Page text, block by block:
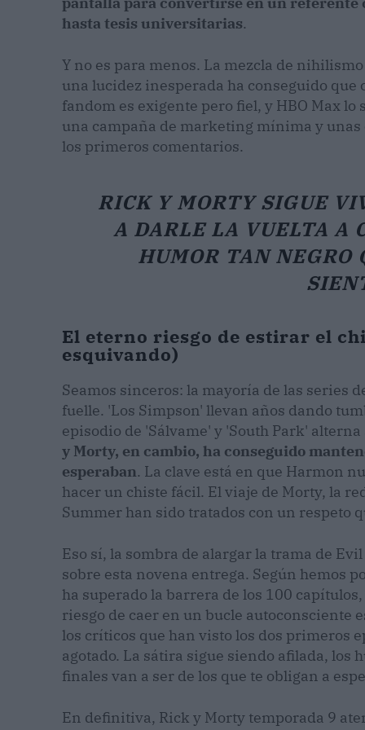
hasta tesis universitarias.
Y no es para menos. La mezcla de
una lucidez inesperada ha conseguido que
fandom es exigente pero fiel, y HBO Max
una campaña de marketing mínima y
los primeros comentarios.
RICK Y MORTY SIGUE
A DARLE LA VUELTA A
HUMOR TAN NEGRO
El eterno riesgo de estirar el
esquivando)
Seamos sinceros: la mayoría de las series
fuelle. 'Los Simpson' llevan años dando
episodio de 'Sálvame' y 'South Park'
y Morty, en cambio, ha conseguido
esperaban. La clave está en que Harmon
hacer un chiste fácil. El viaje de Morty, la
Summer han sido tratados con un respeto
Eso sí, la sombra de alargar la trama de
sobre esta novena entrega. Según hemos
ha superado la barrera de los 100
riesgo de caer en un bucle autoconsciente
los críticos que han visto los dos primeros
agotado. La sátira sigue siendo afilada, los
finales van a ser de los que te obligan a
En definitiva, Rick y Morty temporada 9